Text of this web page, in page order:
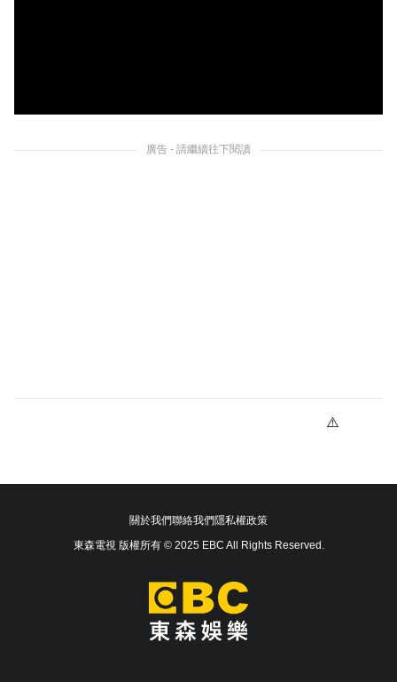
廣告 - 請繼續往下閱讀
關於我們聯絡我們隱私權政策
東森電視 版權所有 © 2025 EBC All Rights Reserved.